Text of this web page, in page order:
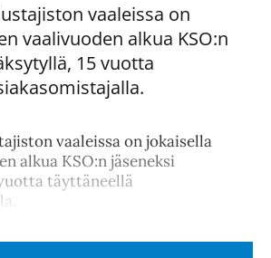
vaaleissa on
vaalivuoden alkua KSO:n
15 vuotta
vaaleissa on jokaisella
alkua KSO:n jäseneksi
täyttäneellä